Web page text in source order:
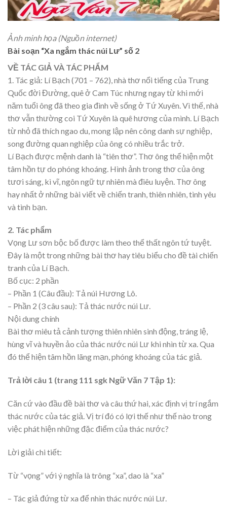
Ảnh minh họa (Nguồn internet)
Bài soạn “Xa ngắm thác núi Lư” số 2
VỀ TÁC GIẢ VÀ TÁC PHẨM
1. Tác giả: Lí Bạch (701 – 762), nhà thơ nổi tiếng của Trung
Quốc đời Đường, quê ở Cam Túc nhưng ngay từ khi mới
năm tuổi ông đã theo gia đình về sống ở Tứ Xuyên. Vì thế, nhà
thơ vẫn thường coi Tứ Xuyên là quê hương của mình. Lí Bạch
từ nhỏ đã thích ngao du, mong lập nên công danh sự nghiệp,
song đường quan nghiệp của ông có nhiều trắc trở.
Lí Bạch được mệnh danh là “tiên thơ”. Thơ ông thể hiện một
tâm hồn tự do phóng khoáng. Hình ảnh trong thơ của ông
tươi sáng, kì vĩ, ngôn ngữ tự nhiên mà điêu luyện. Thơ ông
hay nhất ở những bài viết về chiến tranh, thiên nhiên, tình yêu
và tình bạn.
2. Tác phẩm
Vọng Lư sơn bộc bố được làm theo thể thất ngôn tứ tuyệt.
Đây là một trong những bài thơ hay tiêu biểu cho đề tài chiến
tranh của Lí Bạch.
Bố cục: 2 phần
– Phần 1 (Câu đầu): Tả núi Hương Lô.
– Phần 2 (3 câu sau): Tả thác nước núi Lư.
Nội dung chính
Bài thơ miêu tả cảnh tượng thiên nhiên sinh động, tráng lệ,
hùng vĩ và huyền ảo của thác nước núi Lư khi nhìn từ xa. Qua
đó thể hiện tâm hồn lãng mạn, phóng khoáng của tác giả.
Trả lời câu 1 (trang 111 sgk Ngữ Văn 7 Tập 1):
Căn cứ vào đầu đề bài thơ và câu thứ hai, xác định vị trí ngắm
thác nước của tác giả. Vị trí đó có lợi thế như thế nào trong
việc phát hiện những đặc điểm của thác nước?
Lời giải chi tiết:
Từ “vọng” với ý nghĩa là trông “xa”, dao là “xa”
– Tác giả đứng từ xa để nhìn thác nước núi Lư.